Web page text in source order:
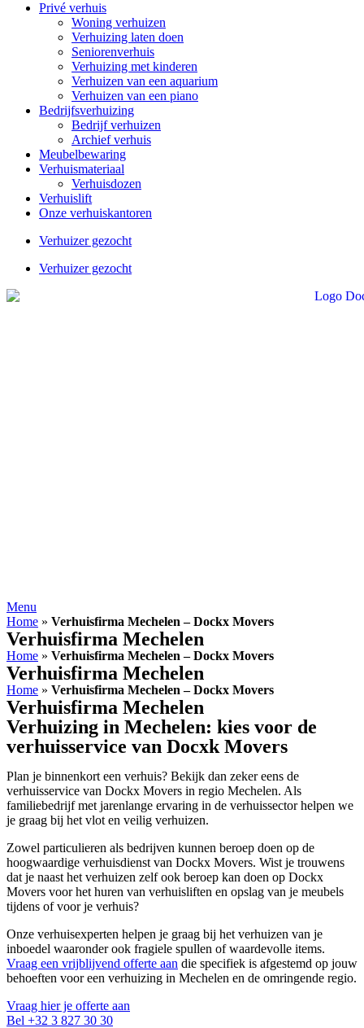
Privé verhuis
Woning verhuizen
Verhuizing laten doen
Seniorenverhuis
Verhuizing met kinderen
Verhuizen van een aquarium
Verhuizen van een piano
Bedrijfsverhuizing
Bedrijf verhuizen
Archief verhuis
Meubelbewaring
Verhuismateriaal
Verhuisdozen
Verhuislift
Onze verhuiskantoren
Verhuizer gezocht
Verhuizer gezocht
Menu
Home » Verhuisfirma Mechelen – Dockx Movers
Verhuisfirma Mechelen
Home » Verhuisfirma Mechelen – Dockx Movers
Verhuisfirma Mechelen
Home » Verhuisfirma Mechelen – Dockx Movers
Verhuisfirma Mechelen
Verhuizing in Mechelen: kies voor de
verhuisservice van Docxk Movers
Plan je binnenkort een verhuis? Bekijk dan zeker eens de
verhuisservice van Dockx Movers in regio Mechelen. Als
familiebedrijf met jarenlange ervaring in de verhuissector helpen we
je graag bij het vlot en veilig verhuizen.
Zowel particulieren als bedrijven kunnen beroep doen op de
hoogwaardige verhuisdienst van Dockx Movers. Wist je trouwens
dat je naast het verhuizen zelf ook beroep kan doen op Dockx
Movers voor het huren van verhuisliften en opslag van je meubels
tijdens of voor je verhuis?
Onze verhuisexperten helpen je graag bij het verhuizen van je
inboedel waaronder ook fragiele spullen of waardevolle items.
Vraag een vrijblijvend offerte aan die specifiek is afgestemd op jouw
behoeften voor een verhuizing in Mechelen en de omringende regio.
Vraag hier je offerte aan
Bel +32 3 827 30 30